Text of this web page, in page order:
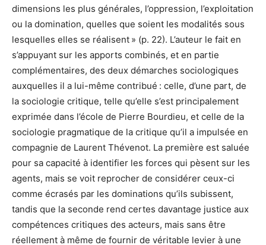
dimensions les plus générales, l’oppression, l’exploitation
ou la domination, quelles que soient les modalités sous
lesquelles elles se réalisent » (p. 22). L’auteur le fait en
s’appuyant sur les apports combinés, et en partie
complémentaires, des deux démarches sociologiques
auxquelles il a lui-même contribué : celle, d’une part, de
la sociologie critique, telle qu’elle s’est principalement
exprimée dans l’école de Pierre Bourdieu, et celle de la
sociologie pragmatique de la critique qu’il a impulsée en
compagnie de Laurent Thévenot. La première est saluée
pour sa capacité à identifier les forces qui pèsent sur les
agents, mais se voit reprocher de considérer ceux-ci
comme écrasés par les dominations qu’ils subissent,
tandis que la seconde rend certes davantage justice aux
compétences critiques des acteurs, mais sans être
réellement à même de fournir de véritable levier à une